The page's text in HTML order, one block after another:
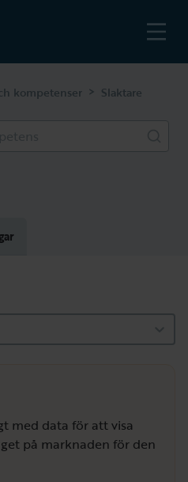
kompetenser > Slaktare
med data för att visa
på marknaden för den